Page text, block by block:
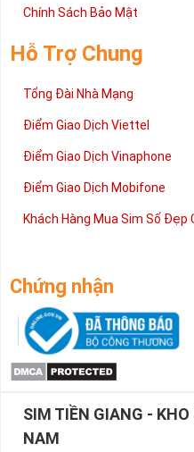
Chính Sách Bảo Mật
Hỗ Trợ Chung
Tổng Đài Nhà Mạng
Điểm Giao Dịch Viettel
Điểm Giao Dịch Vinaphone
Điểm Giao Dịch Mobifone
Khách Hàng Mua Sim Số Đẹp
Chứng nhận
SIM TIỀN GIANG -
NAM